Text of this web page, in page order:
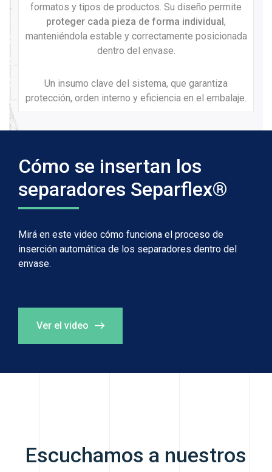
formatos y tipos de productos. Su diseño permite
proteger cada pieza de forma individual,
manteniéndola estable y correctamente posicionada
dentro del envase.
Un insumo clave del sistema, que garantiza
protección, orden interno y eficiencia en el embalaje.
Cómo se insertan los
separadores Separflex®
Mirá en este video cómo funciona el proceso de
inserción automática de los separadores dentro del
envase.
Ver el video
Escuchamos a nuestros